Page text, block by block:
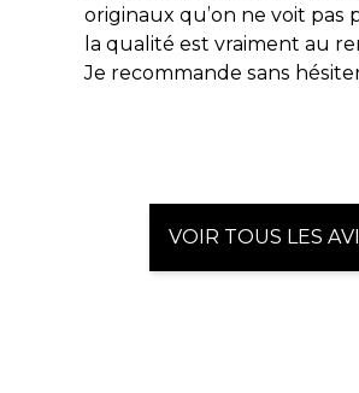
originaux qu’on ne voit pas
la qualité est vraiment au
Je recommande sans
VOIR TOUS LES